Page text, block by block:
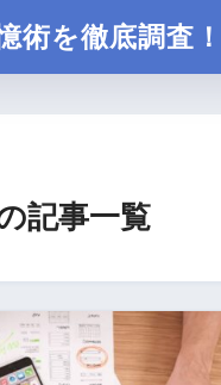
術を徹底調査
記事一覧